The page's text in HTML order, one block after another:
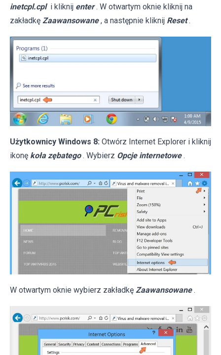
inetcpl.cpl i kliknij enter . W otwartym oknie kliknij na
zakładkę Zaawansowane , a następnie kliknij Reset .
Użytkownicy Windows 8: Otwórz Internet Explorer i kliknij
ikonę koła zębatego . Wybierz Opcje internetowe .
W otwartym oknie wybierz zakładkę Zaawansowane .